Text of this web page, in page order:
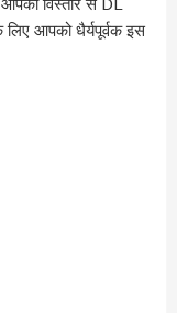
आपको धैर्यपूर्वक इस